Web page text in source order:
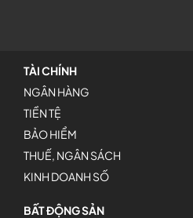
TÀI CHÍNH
NGÂN HÀNG
TIỀN TỆ
BẢO HIỂM
THUẾ, NGÂN SÁCH
KINH DOANH SỐ
BẤT ĐỘNG SẢN